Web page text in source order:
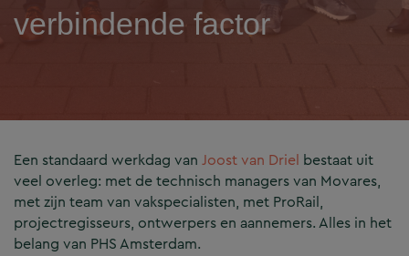
verbindende factor
Een standaard werkdag van Joost van Driel bestaat uit
veel overleg: met de technisch managers van Movares,
met zijn team van vakspecialisten, met ProRail,
projectregisseurs, ontwerpers en aannemers. Alles in het
belang van PHS Amsterdam.